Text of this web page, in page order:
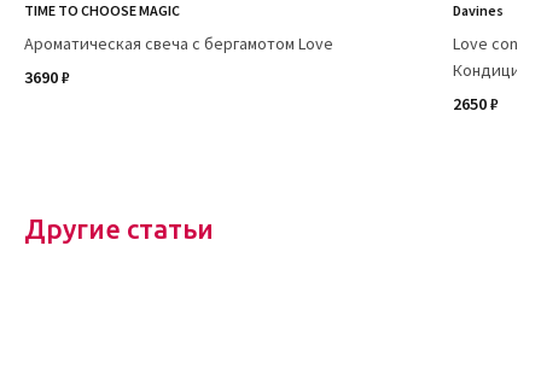
TIME TO CHOOSE MAGIC
Ароматическая свеча с бергамотом Love
3690 ₽
Davines
Love
2650 ₽
Другие статьи